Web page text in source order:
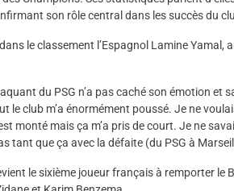
son rôle central dans les succès du
le classement l’Espagnol Lamine
du PSG n’a pas caché son émotion et
le club m’a énormément poussé. Je ne
monté mais ça m’a pris de court. Je ne
tant que ça avec la défaite (du PSG à
le sixième joueur français à remporter le